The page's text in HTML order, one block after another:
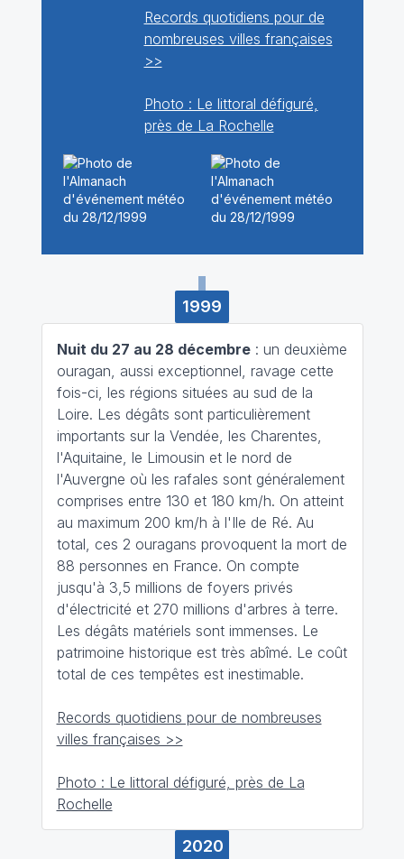
Records quotidiens pour de
nombreuses villes françaises
>>
Photo : Le littoral défiguré,
près de La Rochelle
1999
Nuit du 27 au 28 décembre: un deuxième
ouragan, aussi exceptionnel, ravage cette
fois-ci, les régions situées au sud de la
Loire. Les dégâts sont particulièrement
importants sur la Vendée, les Charentes,
l'Aquitaine, le Limousin et le nord de
l'Auvergne où les rafales sont généralement
comprises entre 130 et 180 km/h. On atteint
au maximum 200 km/h à l'Ile de Ré. Au
total, ces 2 ouragans provoquent la mort de
88 personnes en France. On compte
jusqu'à 3,5 millions de foyers privés
d'électricité et 270 millions d'arbres à terre.
Les dégâts matériels sont immenses. Le
patrimoine historique est très abîmé. Le coût
total de ces tempêtes est inestimable.
Records quotidiens pour de nombreuses
villes françaises >>
Photo : Le littoral défiguré, près de La
Rochelle
2020